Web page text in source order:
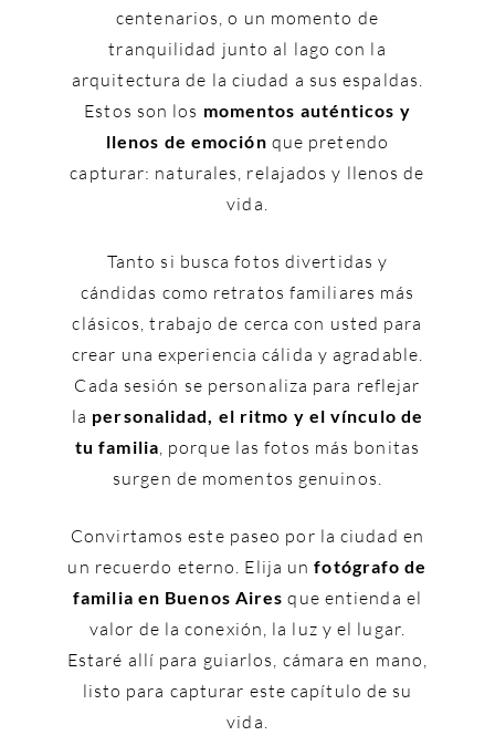
centenarios, o un momento de
tranquilidad junto al lago con la
arquitectura de la ciudad a sus espaldas.
Estos son los momentos auténticos y
llenos de emoción que pretendo
capturar: naturales, relajados y llenos de
vida.
Tanto si busca fotos divertidas y
cándidas como retratos familiares más
clásicos, trabajo de cerca con usted para
crear una experiencia cálida y agradable.
Cada sesión se personaliza para reflejar
la personalidad, el ritmo y el vínculo de
tu familia, porque las fotos más bonitas
surgen de momentos genuinos.
Convirtamos este paseo por la ciudad en
un recuerdo eterno. Elija unfotógrafo de
familia en Buenos Aires que entienda el
valor de la conexión, la luz y el lugar.
Estaré allí para guiarlos, cámara en mano,
listo para capturar este capítulo de su
vida.